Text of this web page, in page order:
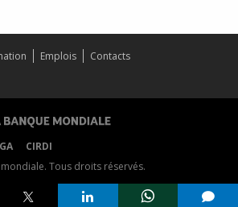
comments added
Emplois
Contacts
CIRDI
Tous droits réservés.